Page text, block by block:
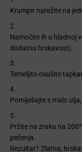
Krumpir narežite na
Namočite ih u hladnoj
dodatnu hrskavost).
Temeljito osušite
Pomiješajte s malo
Pržite na zraku na
pečenja.
Rezultat? Zlatna,